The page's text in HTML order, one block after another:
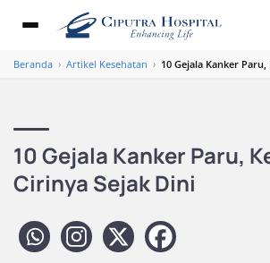
Beranda › Artikel Kesehatan › 10 Gejala Kanker
10 Gejala Kanker Paru,
Cirinya Sejak Dini